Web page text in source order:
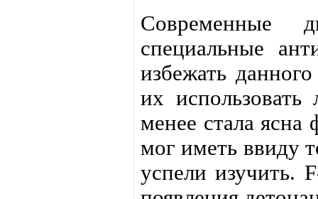
Современные
специальные
избежать
их
менее стала ясна
мог иметь ввиду
успели изучить.